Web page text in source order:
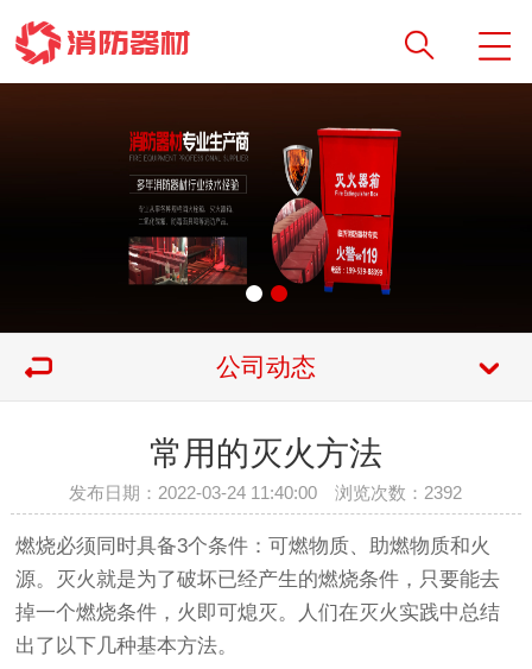
公司动态
常用的灭火方法
发布日期：2022-03-24 11:40:00 浏览次数： 2392
燃烧必须同时具备3个条件：可燃物质、助燃物质和火
源。灭火就是为了破坏已经产生的燃烧条件，只要能去
掉一个燃烧条件，火即可熄灭。人们在灭火实践中总结
出了以下几种基本方法。